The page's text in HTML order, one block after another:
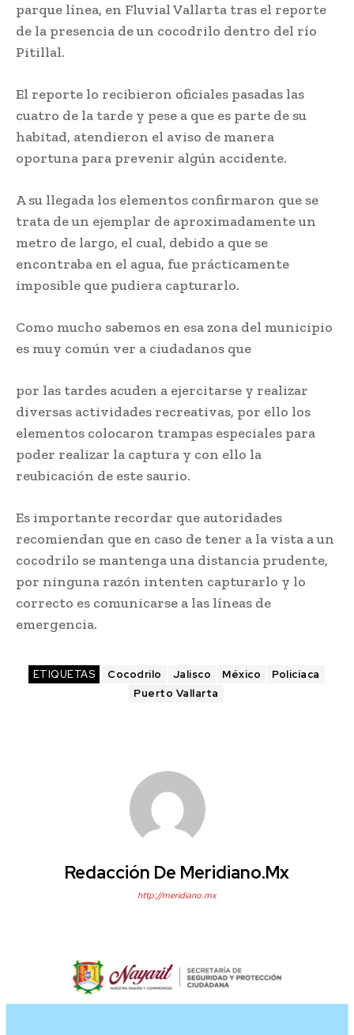
parque línea, en Fluvial Vallarta tras el reporte
de la presencia de un cocodrilo dentro del río
Pitillal.
El reporte lo recibieron oficiales pasadas las
cuatro de la tarde y pese a que es parte de su
habitad, atendieron el aviso de manera
oportuna para prevenir algún accidente.
A su llegada los elementos confirmaron que se
trata de un ejemplar de aproximadamente un
metro de largo, el cual, debido a que se
encontraba en el agua, fue prácticamente
imposible que pudiera capturarlo.
Como mucho sabemos en esa zona del municipio
es muy común ver a ciudadanos que
por las tardes acuden a ejercitarse y realizar
diversas actividades recreativas, por ello los
elementos colocaron trampas especiales para
poder realizar la captura y con ello la
reubicación de este saurio.
Es importante recordar que autoridades
recomiendan que en caso de tener a la vista a un
cocodrilo se mantenga una distancia prudente,
por ninguna razón intenten capturarlo y lo
correcto es comunicarse a las líneas de
emergencia.
ETIQUETAS Cocodrilo Jalisco México
Policiaca
Puerto Vallarta
Redacción De Meridiano.mx
http://meridiano.mx